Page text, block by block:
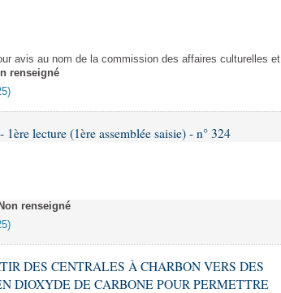
avis au nom de la commission des affaires culturelles et
renseigné
lecture (1ère assemblée saisie) - n° 324
Non renseigné
DES CENTRALES À CHARBON VERS DES
DIOXYDE DE CARBONE POUR PERMETTRE